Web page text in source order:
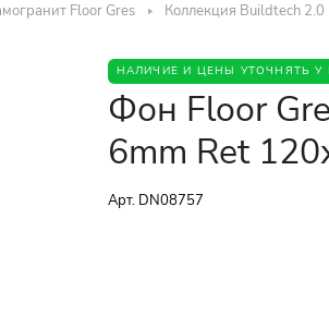
Floor Gres Коллекция Buildtech 2.0
НАЛИЧИЕ И ЦЕНЫ УТОЧНЯТЬ У
Фон Floor
6mm Ret
Арт. DN08757